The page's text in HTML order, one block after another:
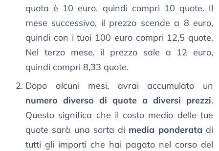
quota è 10 euro, quindi compri 10 quote. Il
mese successivo, il prezzo scende a 8 euro,
quindi con i tuoi 100 euro compri 12,5 quote.
Nel terzo mese, il prezzo sale a 12 euro,
quindi compri 8,33 quote.
Dopo alcuni mesi, avrai accumulato un
numero diverso di quote a diversi prezzi.
Questo significa che il costo medio delle tue
quote sarà una sorta di media ponderata di
tutti gli importi che hai pagato nel corso del